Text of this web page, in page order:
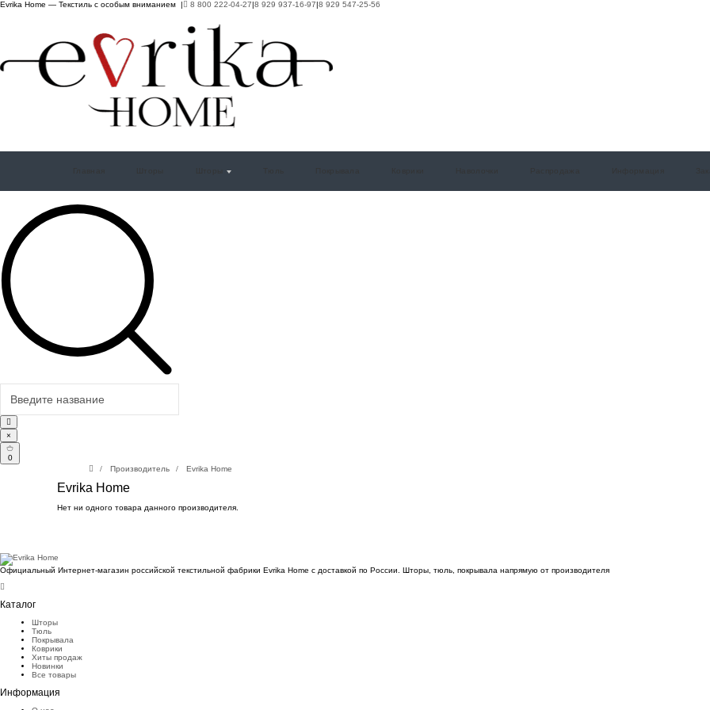
Evrika Home — Текстиль с особым вниманием | 8 800 222-04-27|8 929 937-16-97|8 929 547-25-56
×
0
Производитель
Evrika Home
Evrika Home
Нет ни одного товара данного производителя.
Официальный Интернет-магазин российской текстильной фабрики Evrika Home c доставкой по России. Шторы, тюль, покрывала напрямую от производителя
Каталог
Шторы
Тюль
Покрывала
Коврики
Хиты продаж
Новинки
Все товары
Информация